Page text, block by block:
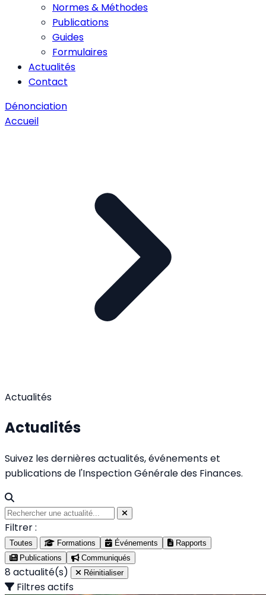
Normes & Méthodes
Publications
Guides
Formulaires
Actualités
Contact
Dénonciation
Accueil
Actualités
Actualités
Suivez les dernières actualités, événements et
publications de l'Inspection Générale des Finances.
Filtrer :
Toutes Formations Événements
Rapports
Publications
Communiqués
8actualité(s) Réinitialiser
Filtres actifs